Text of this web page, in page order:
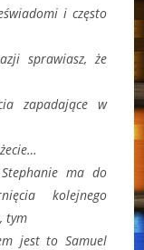
i często
sprawiasz, że
zapadające w
ma do
kolejnego
tym
jest to Samuel